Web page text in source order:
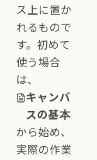
ス上に置か
れるもので
す。初めて
使う場合
は、
キャンバ
スの基本
から始め、
実際の作業